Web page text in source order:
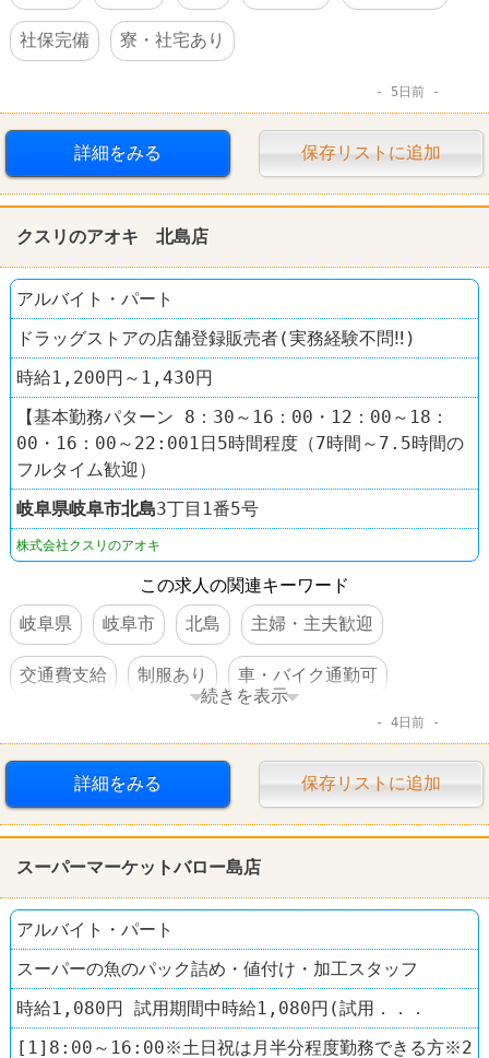
社保完備 寮・社宅あり
5日前
詳細をみる 保存リストに追加
クスリのアオキ 北島店
アルバイト・パート
ドラッグストアの店舗登録販売者(実務経験不問‼)
時給1,200円～1,430円
【基本勤務パターン 8：30～16：00・12：00～18：
00・16：00～22:001日5時間程度（7時間～7.5時間の
フルタイム歓迎）
岐阜県岐阜市北島3丁目1番5号
株式会社クスリのアオキ
この求人の関連キーワード
岐阜県
岐阜市 北島 主婦・主夫歓迎
交通費支給 制服あり 車・バイク通勤可
続きを表示
4日前
詳細をみる 保存リストに追加
スーパーマーケットバロー島店
アルバイト・パート
スーパーの魚のパック詰め・値付け・加工スタッフ
時給1,080円 試用期間中時給1,080円(試用．．．
[1]8:00～16:00※土日祝は月半分程度勤務できる方※2